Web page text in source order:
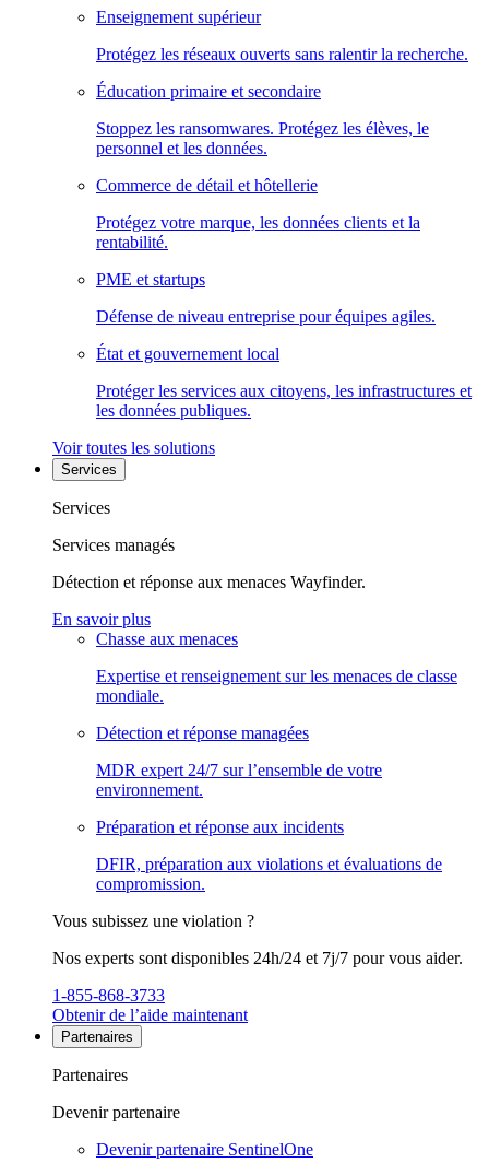
Enseignement supérieur
Protégez les réseaux ouverts sans ralentir la recherche.
Éducation primaire et secondaire
Stoppez les ransomwares. Protégez les élèves, le
personnel et les données.
Commerce de détail et hôtellerie
Protégez votre marque, les données clients et la
rentabilité.
PME et startups
Défense de niveau entreprise pour équipes agiles.
État et gouvernement local
Protéger les services aux citoyens, les infrastructures et
les données publiques.
Voir toutes les solutions
Services
Services
Services managés
Détection et réponse aux menaces Wayfinder.
En savoir plus
Chasse aux menaces
Expertise et renseignement sur les menaces de classe
mondiale.
Détection et réponse managées
MDR expert 24/7 sur l’ensemble de votre
environnement.
Préparation et réponse aux incidents
DFIR, préparation aux violations et évaluations de
compromission.
Vous subissez une violation ?
Nos experts sont disponibles 24h/24 et 7j/7 pour vous aider.
1-855-868-3733
Obtenir de l’aide maintenant
Partenaires
Partenaires
Devenir partenaire
Devenir partenaire SentinelOne